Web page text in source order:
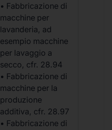
• Fabbricazione di
macchine per
lavanderia, ad
esempio macchine
per lavaggio a
secco, cfr. 28.94
• Fabbricazione di
macchine per la
produzione
additiva, cfr. 28.97
• Fabbricazione di